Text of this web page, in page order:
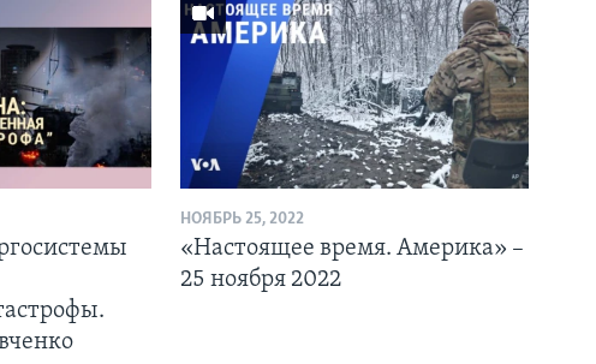
НОЯБРЬ 25, 2022
«Настоящее время. Америка» –
25 ноября 2022